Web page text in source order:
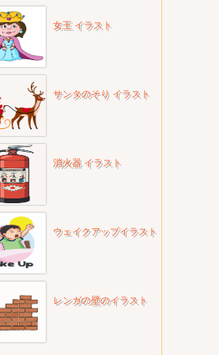
女王 イラスト
サンタのそり イラスト
消火器 イラスト
ウェイクアップイラスト
レンガの壁のイラスト